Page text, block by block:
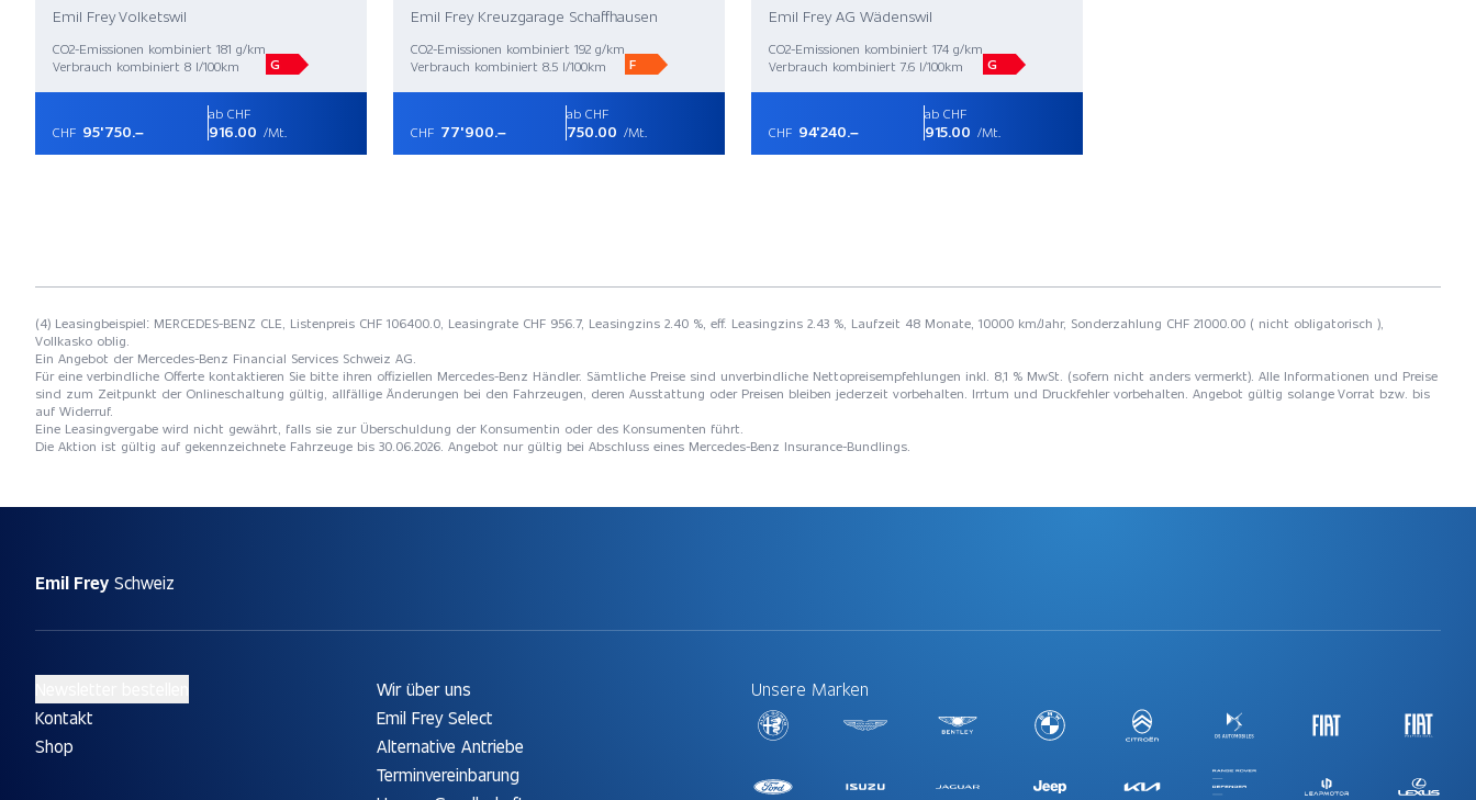
Emil Frey Volketswil
CO2-Emissionen kombiniert 181 g/km
Verbrauch kombiniert 8 l/100km
G
CHF 95'750.–
ab CHF
916.00 /Mt.
Emil Frey Kreuzgarage Schaffhausen
CO2-Emissionen kombiniert 192 g/km
Verbrauch kombiniert 8.5 l/100km
F
CHF 77'900.–
ab CHF
750.00 /Mt.
Emil Frey AG Wädenswil
CO2-Emissionen kombiniert 174 g/km
Verbrauch kombiniert 7.6 l/100km
G
CHF 94'240.–
ab CHF
915.00 /Mt.
(4) Leasingbeispiel: MERCEDES-BENZ CLE, Listenpreis CHF 106400.0, Leasingrate CHF 956.7, Leasingzins 2.40 %, eff. Leasingzins 2.43 %, Laufzeit 48 Monate, 10000 km/Jahr, Sonderzahlung CHF 21000.00 ( nicht obligatorisch ),
Vollkasko oblig.
Ein Angebot der Mercedes-Benz Financial Services Schweiz AG.
Für eine verbindliche Offerte kontaktieren Sie bitte ihren offiziellen Mercedes-Benz Händler. Sämtliche Preise sind unverbindliche Nettopreisempfehlungen inkl. 8,1 % MwSt. (sofern nicht anders vermerkt). Alle Informationen und Preise
sind zum Zeitpunkt der Onlineschaltung gültig, allfällige Änderungen bei den Fahrzeugen, deren Ausstattung oder Preisen bleiben jederzeit vorbehalten. Irrtum und Druckfehler vorbehalten. Angebot gültig solange Vorrat bzw. bis
auf Widerruf.
Eine Leasingvergabe wird nicht gewährt, falls sie zur Überschuldung der Konsumentin oder des Konsumenten führt.
Die Aktion ist gültig auf gekennzeichnete Fahrzeuge bis 30.06.2026. Angebot nur gültig bei Abschluss eines Mercedes-Benz Insurance-Bundlings.
Emil Frey Schweiz
Kontakt
Shop
Wir über uns
Emil Frey Select
Alternative Antriebe
Terminvereinbarung
Unsere Marken